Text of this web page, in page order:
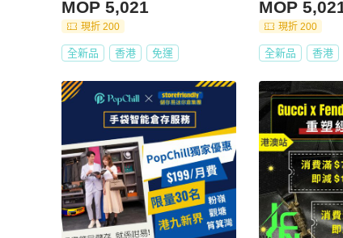
MOP 5,021
現折 200
全新品 香港 免運
MOP
現折 200
全新品 香港